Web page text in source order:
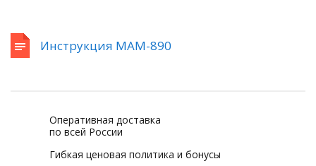
Инструкция MAM-890
Оперативная доставка
по всей России
Гибкая ценовая политика и бонусы